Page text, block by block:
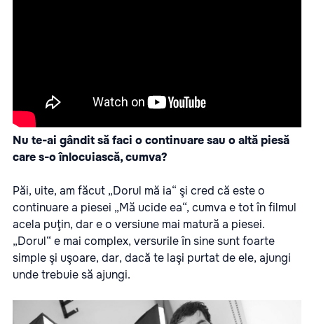
Nu te-ai gândit să faci o continuare sau o altă piesă
care s-o înlocuiască, cumva?
Păi, uite, am făcut „Dorul mă ia“ şi cred că este o
continuare a piesei „Mă ucide ea“, cumva e tot în filmul
acela puţin, dar e o versiune mai matură a piesei.
„Dorul“ e mai complex, versurile în sine sunt foarte
simple şi uşoare, dar, dacă te laşi purtat de ele, ajungi
unde trebuie să ajungi.